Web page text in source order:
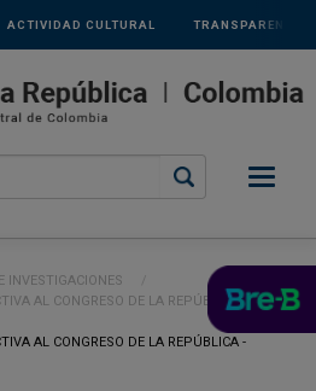
ACTIVIDAD CULTURAL TRANSPARENCIA
INVESTIGACIONES
AL CONGRESO DE LA REPÚBLICA -
AL CONGRESO DE LA REPÚBLICA -